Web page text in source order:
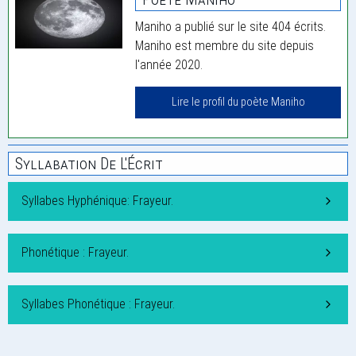
Maniho a publié sur le site 404 écrits.
Maniho est membre du site depuis
l'année 2020.
Lire le profil du poète Maniho
Syllabation De L'Écrit
Syllabes Hyphénique: Frayeur.
Phonétique : Frayeur.
Syllabes Phonétique : Frayeur.